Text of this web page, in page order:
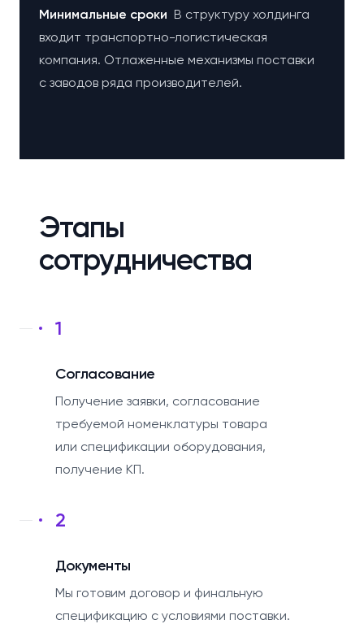
Минимальные сроки В структуру холдинга
входит транспортно-логистическая
компания. Отлаженные механизмы поставки
с заводов ряда производителей.
Этапы
сотрудничества
1
Согласование
Получение заявки, согласование
требуемой номенклатуры товара
или спецификации оборудования,
получение КП.
2
Документы
Мы готовим договор и финальную
спецификацию с условиями поставки.